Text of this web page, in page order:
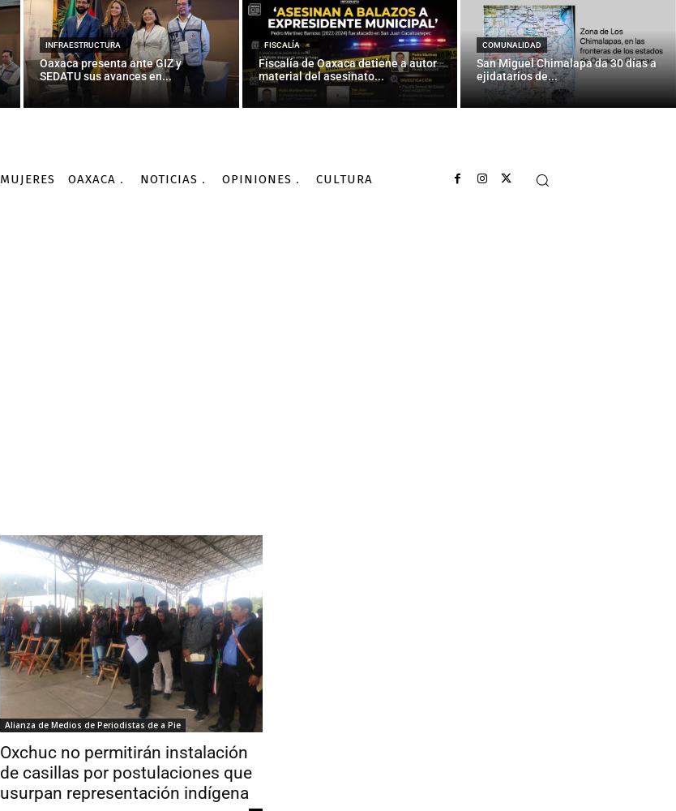
INFRAESTRUCTURA
Oaxaca presenta ante GIZ y
SEDATU sus avances en...
FISCALÍA
Fiscalía de Oaxaca detiene a autor
material del asesinato...
COMUNALIDAD
San Miguel Chimalapa da 30 días a
ejidatarios de...
MUJERES OAXACA NOTICIAS OPINIONES CULTURA
Alianza de Medios de Periodistas de a Pie
Oxchuc no permitirán instalación
de casillas por postulaciones que
usurpan representación indígena